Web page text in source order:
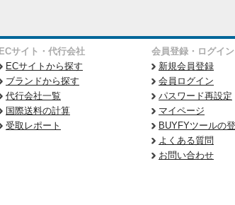
ECサイト・代行会社
ECサイトから探す
ブランドから探す
代行会社一覧
国際送料の計算
受取レポート
会員登録・ログイン
新規会員登録
会員ログイン
パスワード再設定
マイページ
BUYFYツールの
よくある質問
お問い合わせ